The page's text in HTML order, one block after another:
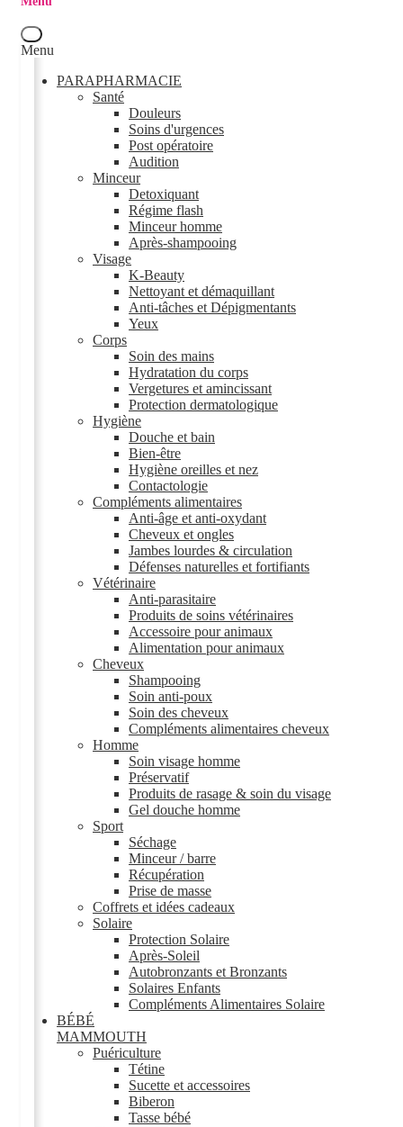
Menu
PARAPHARMACIE
Santé
Douleurs
Soins d'urgences
Post opératoire
Audition
Minceur
Detoxiquant
Régime flash
Minceur homme
Après-shampooing
Visage
K-Beauty
Nettoyant et démaquillant
Anti-tâches et Dépigmentants
Yeux
Corps
Soin des mains
Hydratation du corps
Vergetures et amincissant
Protection dermatologique
Hygiène
Douche et bain
Bien-être
Hygiène oreilles et nez
Contactologie
Compléments alimentaires
Anti-âge et anti-oxydant
Cheveux et ongles
Jambes lourdes & circulation
Défenses naturelles et fortifiants
Vétérinaire
Anti-parasitaire
Produits de soins vétérinaires
Accessoire pour animaux
Alimentation pour animaux
Cheveux
Shampooing
Soin anti-poux
Soin des cheveux
Compléments alimentaires cheveux
Homme
Soin visage homme
Préservatif
Produits de rasage & soin du visage
Gel douche homme
Sport
Séchage
Minceur / barre
Récupération
Prise de masse
Coffrets et idées cadeaux
Solaire
Protection Solaire
Après-Soleil
Autobronzants et Bronzants
Solaires Enfants
Compléments Alimentaires Solaire
BÉBÉ
MAMMOUTH
Puériculture
Tétine
Sucette et accessoires
Biberon
Tasse bébé